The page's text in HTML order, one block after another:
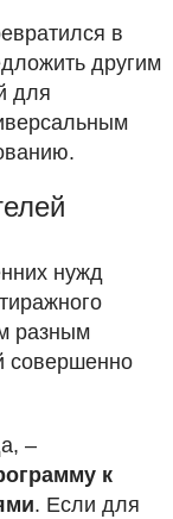
в
другим
для
нужд
разным
совершенно
–
к
. Если для